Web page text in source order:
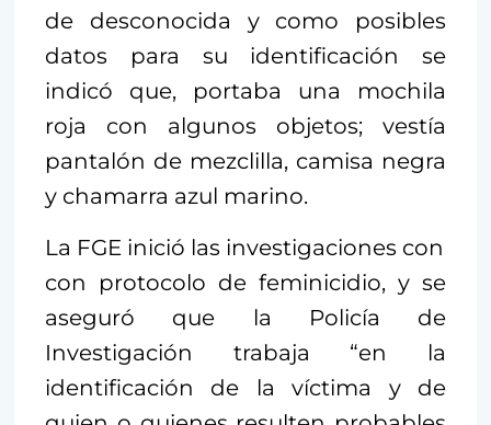
de desconocida y como posibles
datos para su identificación se
indicó que, portaba una mochila
roja con algunos objetos; vestía
pantalón de mezclilla, camisa negra
y chamarra azul marino.
La FGE inició las investigaciones con
con protocolo de feminicidio, y se
aseguró que la Policía de
Investigación trabaja “en la
identificación de la víctima y de